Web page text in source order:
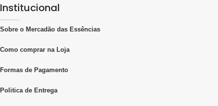
Institucional
Sobre o Mercadão das Essências
Como comprar na Loja
Formas de Pagamento
Politica de Entrega